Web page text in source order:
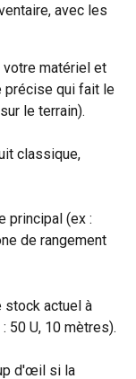
avec les
votre matériel et
précise qui fait le
le terrain).
classique,
principal (ex :
de rangement
stock actuel à
50 U, 10 mètres).
d'œil si la